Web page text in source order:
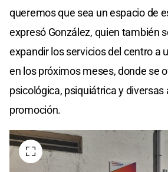
queremos que sea un espacio de
expresó González, quien también
expandir los servicios del centro a
en los próximos meses, donde se
psicológica, psiquiátrica y diversas
promoción.